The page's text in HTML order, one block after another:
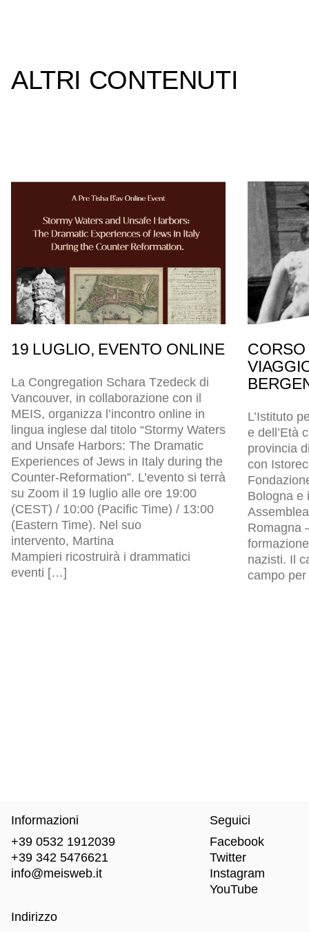
ALTRI CONTENUTI
19 LUGLIO, EVENTO ONLINE
La Congregation Schara Tzedeck di
Vancouver, in collaborazione con il
MEIS, organizza l’incontro online in
lingua inglese dal titolo “Stormy Waters
and Unsafe Harbors: The Dramatic
Experiences of Jews in Italy during the
Counter-Reformation”. L’evento si terrà
su Zoom il 19 luglio alle ore 19:00
(CEST) / 10:00 (Pacific Time) / 13:00
(Eastern Time). Nel suo
intervento, Martina
Mampieri ricostruirà i drammatici
eventi […]
L’Istituto
e dell’Età
provincia
con
Bologna e
Romagna
nazisti. Il
campo
Informazioni
+39 0532 1912039
+39 342 5476621
info@meisweb.it
Indirizzo
Seguici
Facebook
Twitter
Instagram
YouTube